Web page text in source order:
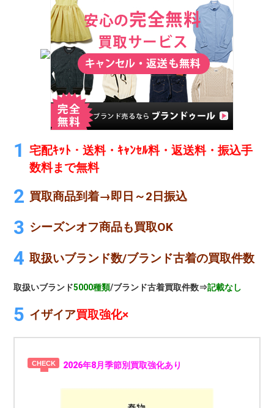
宅配ｷｯﾄ・送料・ｷｬﾝｾﾙ料・返送料・振込手
数料まで無料
買取商品到着→即日～2日振込
シーズンオフ商品も買取OK
取扱いブランド数/ブランド古着の買取件数
取扱いブランド5000種類/ブランド古着買取件数⇒記載なし
イザイア買取強化×
2026年8月季節別買取強化あり